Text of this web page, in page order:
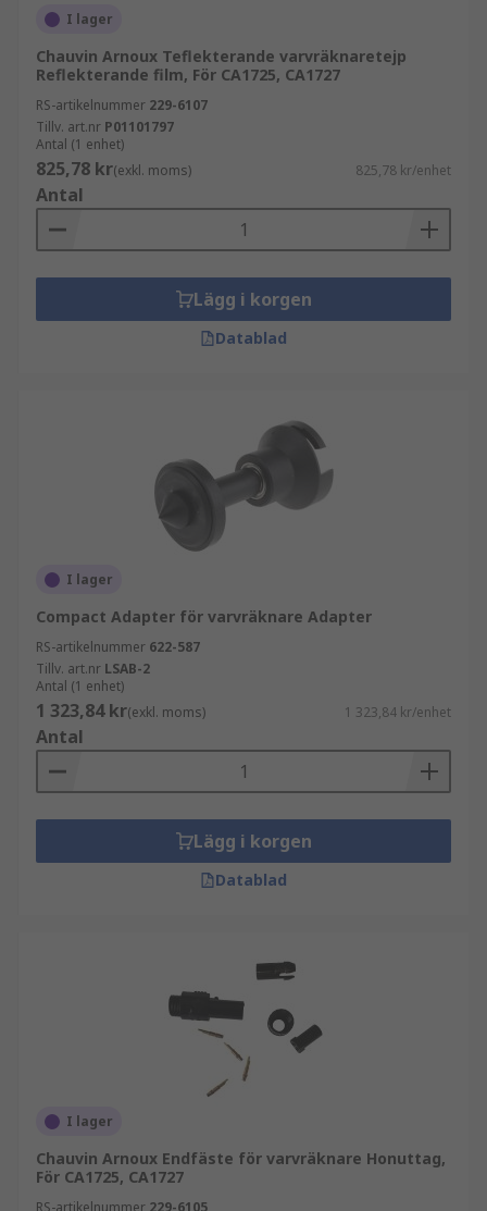
I lager
Chauvin Arnoux Teflekterande varvräknaretejp
Reflekterande film, För CA1725, CA1727
RS-artikelnummer 229-6107
Tillv. art.nr P01101797
Antal (1 enhet)
825,78 kr(exkl. moms) 825,78 kr/enhet
Antal
Lägg i korgen
Datablad
I lager
Compact Adapter för varvräknare Adapter
RS-artikelnummer 622-587
Tillv. art.nr LSAB-2
Antal (1 enhet)
1 323,84 kr(exkl. moms) 1 323,84 kr/enhet
Antal
Lägg i korgen
Datablad
I lager
Chauvin Arnoux Endfäste för varvräknare Honuttag,
För CA1725, CA1727
RS-artikelnummer 229-6105